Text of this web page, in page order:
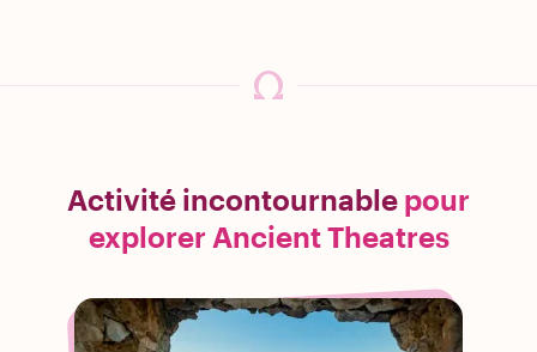
Activité incontournable pour
explorer Ancient Theatres